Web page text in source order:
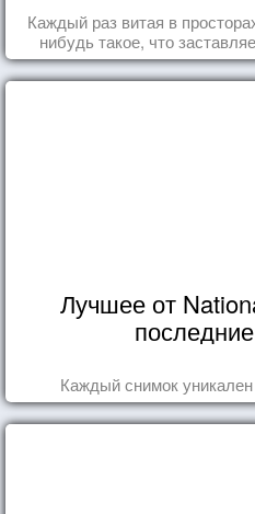
Каждый раз витая в
нибудь такое, что
Лучшее от
Каждый снимок